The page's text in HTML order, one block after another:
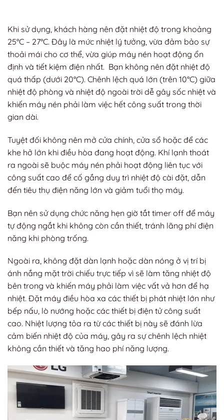
Khi sử dụng, khách hàng nên đặt nhiệt độ trong khoảng
25°C – 27°C. Đây là mức nhiệt lý tưởng, vừa đảm bảo sự
thoải mái cho cơ thể, vừa giúp máy nén hoạt động ổn
định và tiết kiệm điện nhất. Bạn không nên đặt nhiệt độ
quá thấp (dưới 20°C). Chênh lệch quá lớn (trên 10°C) giữa
nhiệt độ phòng và nhiệt độ ngoài trời dễ gây sốc nhiệt và
khiến máy nén phải làm việc hết công suất trong thời
gian dài.
Tuyệt đối không nên mở cửa chính, cửa sổ hoặc để các
khe hở lớn khi điều hòa đang hoạt động. Khí lạnh thoát
ra ngoài sẽ buộc máy nén phải hoạt động liên tục với
công suất cao để cố gắng duy trì nhiệt độ cài đặt, dẫn
đến tiêu thụ điện năng lớn và giảm tuổi thọ máy.
Bạn nên sử dụng chức năng hẹn giờ tắt timer off để máy
tự động ngắt khi không còn cần thiết, tránh lãng phí điện
năng khi phòng trống.
Ngoài ra, không đặt dàn lạnh hoặc dàn nóng ở vị trí bị
ánh nắng mặt trời chiếu trực tiếp vì sẽ làm tăng nhiệt độ
bên trong và khiến máy phải làm việc vất vả hơn để hạ
nhiệt. Đặt máy điều hòa xa các thiết bị phát nhiệt lớn như
bếp nấu, lò nướng hoặc các thiết bị điện tử công suất
cao. Nhiệt lượng tỏa ra từ các thiết bị này sẽ đánh lừa
cảm biến nhiệt độ của máy, gây ra sự chênh lệch nhiệt
không cần thiết và tăng hao phí năng lượng.